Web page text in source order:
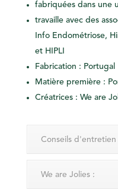
fabriquées dans une
travaille avec des
Info Endométriose,
et HIPLI
Fabrication : Portugal
Matière première :
Créatrices : We are
Conseils d'entretien
We are Jolies :